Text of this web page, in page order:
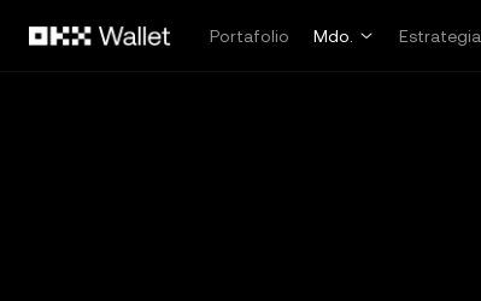
Portafolio
Mdo. Estrategia